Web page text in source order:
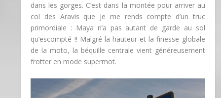
dans les gorges. C’est dans la montée pour arriver au
col des Aravis que je me rends compte d’un truc
primordiale : Maya n’a pas autant de garde au sol
qu’escompté !! Malgré la hauteur et la finesse globale
de la moto, la béquille centrale vient généreusement
frotter en mode supermot.